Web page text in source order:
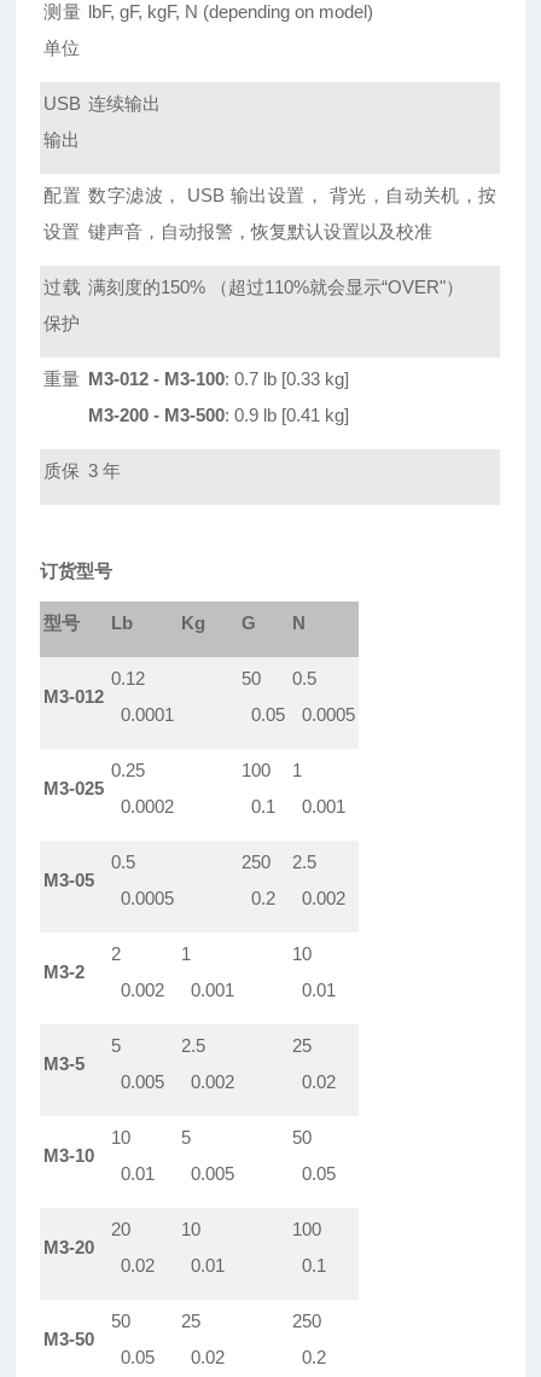
测量
单位
lbF, gF, kgF, N (depending on model)
USB
输出
连续输出
配置
设置
数字滤波， USB 输出设置， 背光，自动关机，按
键声音，自动报警，恢复默认设置以及校准
过载
保护
满刻度的150% （超过110%就会显示“OVER"）
重量 M3-012 - M3-100: 0.7 lb [0.33 kg]
M3-200 - M3-500: 0.9 lb [0.41 kg]
质保 3年
订货型号
型号 Lb Kg G N
M3-012
0.12
0.0001
50
0.05
0.5
0.0005
M3-025
0.25
0.0002
100
0.1
1
0.001
M3-05
0.5
0.0005
250
0.2
2.5
0.002
M3-2
2
0.002
1
0.001
10
0.01
M3-5
5
0.005
2.5
0.002
25
0.02
M3-10
10
0.01
5
0.005
50
0.05
M3-20
20
0.02
10
0.01
100
0.1
M3-50
50
0.05
25
0.02
250
0.2